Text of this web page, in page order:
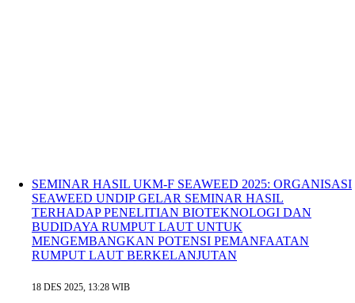
SEMINAR HASIL UKM-F SEAWEED 2025: ORGANISASI
SEAWEED UNDIP GELAR SEMINAR HASIL
TERHADAP PENELITIAN BIOTEKNOLOGI DAN
BUDIDAYA RUMPUT LAUT UNTUK
MENGEMBANGKAN POTENSI PEMANFAATAN
RUMPUT LAUT BERKELANJUTAN
18 DES 2025, 13:28 WIB